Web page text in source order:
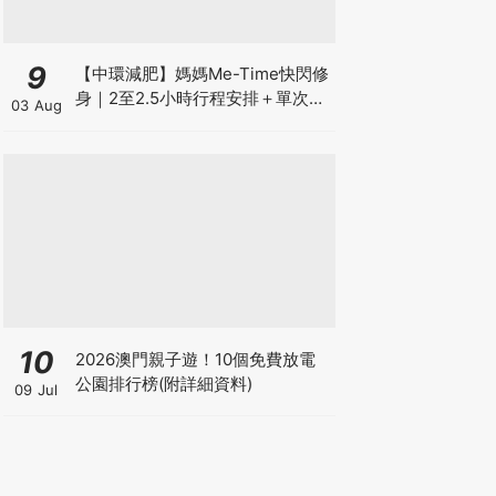
9
03 Aug
【中環減肥】媽媽Me-Time快閃修
身｜2至2.5小時行程安排＋單次收
10
09 Jul
2026澳門親子遊！10個免費放電
公園排行榜(附詳細資料)